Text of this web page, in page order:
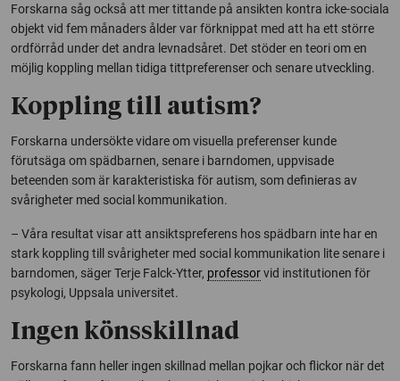
Forskarna såg också att mer tittande på ansikten kontra icke-sociala
objekt vid fem månaders ålder var förknippat med att ha ett större
ordförråd under det andra levnadsåret. Det stöder en teori om en
möjlig koppling mellan tidiga tittpreferenser och senare utveckling.
Koppling till autism?
Forskarna undersökte vidare om visuella preferenser kunde
förutsäga om spädbarnen, senare i barndomen, uppvisade
beteenden som är karakteristiska för autism, som definieras av
svårigheter med social kommunikation.
– Våra resultat visar att ansiktspreferens hos spädbarn inte har en
stark koppling till svårigheter med social kommunikation lite senare i
barndomen, säger Terje Falck-Ytter, professorvid institutionen för
psykologi, Uppsala universitet.
Ingen könsskillnad
Forskarna fann heller ingen skillnad mellan pojkar och flickor när det